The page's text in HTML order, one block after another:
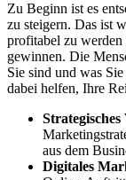
Zu Beginn ist es
zu steigern. Das ist
profitabel zu
gewinnen. Die
Sie sind und was
dabei helfen, Ihre
Strategisches
aus dem
Digitales